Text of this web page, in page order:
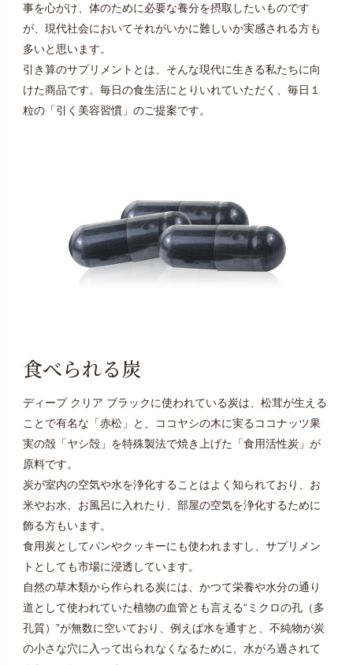
事を心がけ、体のために必要な養分を摂取したいものです
が、現代社会においてそれがいかに難しいか実感される方も
多いと思います。
引き算のサプリメントとは、そんな現代に生きる私たちに向
けた商品です。毎日の食生活にとりいれていただく、毎日１
粒の「引く美容習慣」のご提案です。
食べられる炭
ディープ クリア ブラックに使われている炭は、松茸が生える
ことで有名な「赤松」と、ココヤシの木に実るココナッツ果
実の殻「ヤシ殻」を特殊製法で焼き上げた「食用活性炭」が
原料です。
炭が室内の空気や水を浄化することはよく知られており、お
米やお水、お風呂に入れたり、部屋の空気を浄化するために
飾る方もいます。
食用炭としてパンやクッキーにも使われますし、サプリメン
トとしても市場に浸透しています。
自然の草木類から作られる炭には、かつて栄養や水分の通り
道として使われていた植物の血管とも言える“ミクロの孔（多
孔質）”が無数に空いており、例えば水を通すと、不純物が炭
の小さな穴に入って出られなくなるために、水がろ過されて